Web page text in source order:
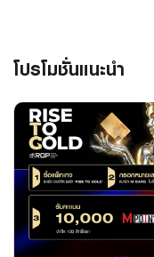
โปรโมชั่นแนะนำ